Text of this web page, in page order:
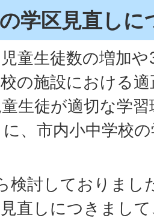
学区見直しに
童生徒数の増加
の施設における
生徒が適切な学
、市内小中学校
検討しておりまし
直しにつきまし